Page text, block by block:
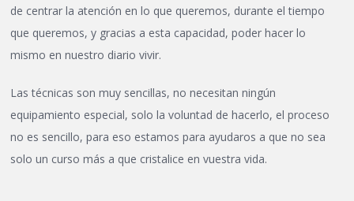
de centrar la atención en lo que queremos, durante el tiempo
que queremos, y gracias a esta capacidad, poder hacer lo
mismo en nuestro diario vivir.
Las técnicas son muy sencillas, no necesitan ningún
equipamiento especial, solo la voluntad de hacerlo, el proceso
no es sencillo, para eso estamos para ayudaros a que no sea
solo un curso más a que cristalice en vuestra vida.